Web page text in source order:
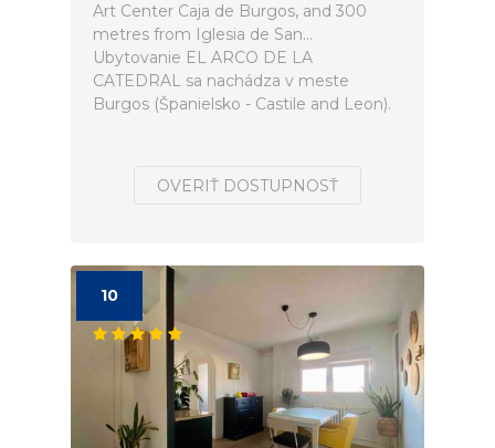
Art Center Caja de Burgos, and 300
metres from Iglesia de San...
Ubytovanie EL ARCO DE LA
CATEDRAL sa nachádza v meste
Burgos (Španielsko - Castile and Leon).
OVERIŤ DOSTUPNOSŤ
10